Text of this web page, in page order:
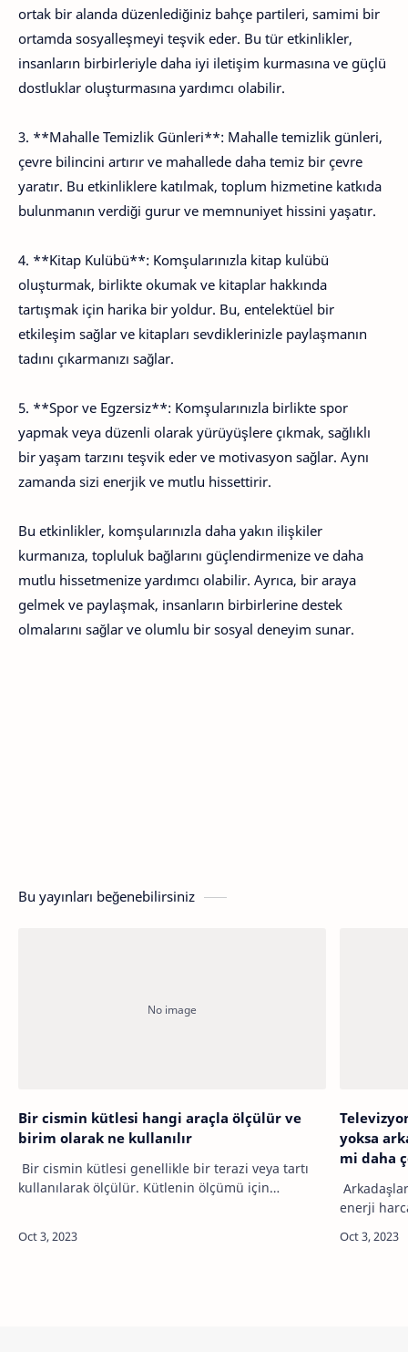
ortak bir alanda düzenlediğiniz bahçe partileri, samimi bir
ortamda sosyalleşmeyi teşvik eder. Bu tür etkinlikler,
insanların birbirleriyle daha iyi iletişim kurmasına ve güçlü
dostluklar oluşturmasına yardımcı olabilir.
3. **Mahalle Temizlik Günleri**: Mahalle temizlik günleri,
çevre bilincini artırır ve mahallede daha temiz bir çevre
yaratır. Bu etkinliklere katılmak, toplum hizmetine katkıda
bulunmanın verdiği gurur ve memnuniyet hissini yaşatır.
4. **Kitap Kulübü**: Komşularınızla kitap kulübü
oluşturmak, birlikte okumak ve kitaplar hakkında
tartışmak için harika bir yoldur. Bu, entelektüel bir
etkileşim sağlar ve kitapları sevdiklerinizle paylaşmanın
tadını çıkarmanızı sağlar.
5. **Spor ve Egzersiz**: Komşularınızla birlikte spor
yapmak veya düzenli olarak yürüyüşlere çıkmak, sağlıklı
bir yaşam tarzını teşvik eder ve motivasyon sağlar. Aynı
zamanda sizi enerjik ve mutlu hissettirir.
Bu etkinlikler, komşularınızla daha yakın ilişkiler
kurmanıza, topluluk bağlarını güçlendirmenize ve daha
mutlu hissetmenize yardımcı olabilir. Ayrıca, bir araya
gelmek ve paylaşmak, insanların birbirlerine destek
olmalarını sağlar ve olumlu bir sosyal deneyim sunar.
Bu yayınları beğenebilirsiniz
Bir cismin kütlesi hangi araçla ölçülür ve
birim olarak ne kullanılır
Bir cismin kütlesi genellikle bir terazi veya tartı
kullanılarak ölçülür. Kütlenin ölçümü için
yoksa
mi daha
enerji
otururken